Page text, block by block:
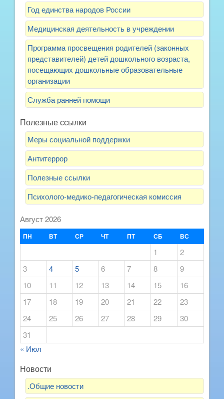
Год единства народов России
Медицинская деятельность в учреждении
Программа просвещения родителей (законных
представителей) детей дошкольного возраста,
посещающих дошкольные образовательные
организации
Служба ранней помощи
Полезные ссылки
Меры социальной поддержки
Антитеррор
Полезные ссылки
Психолого-медико-педагогическая комиссия
Август 2026
ПН ВТ СР ЧТ ПТ СБ ВС
1
2
3
4 5 6 7 8
9
10
11 12 13 14 15
16
17
18 19 20 21 22
23
24
25 26 27 28 29
30
31
« Июл
Новости
.Общие новости